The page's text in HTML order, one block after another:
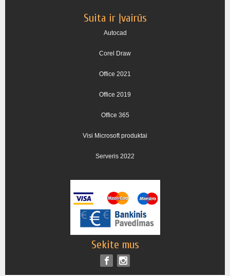
Suita ir Įvairūs
Autocad
Corel Draw
Office 2021
Office 2019
Office 365
Visi Microsoft produktai
Serveris 2022
Sekite mus